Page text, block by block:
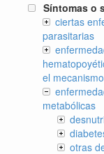
Síntomas o
ciertas
parasitarias
el
metabólicas
otras